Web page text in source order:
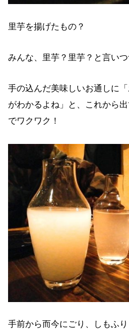
里芋を揚げたもの？
みんな、里芋？里芋？と言い
手の込んだ美味しいお通しに
がわかるよね」と、これから
でワクワク！
手前から而今にごり、しもふ